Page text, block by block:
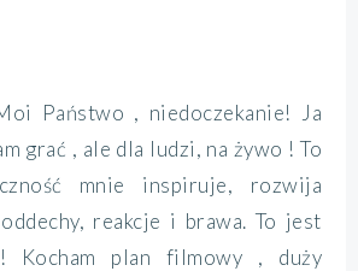
Państwo , niedoczekanie! Ja
grać , ale dla ludzi, na żywo ! To
mnie inspiruje, rozwija
reakcje i brawa. To jest
Kocham plan filmowy , duży